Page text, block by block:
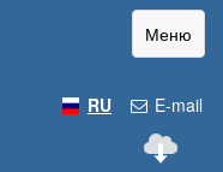
Меню
E-mail
RU